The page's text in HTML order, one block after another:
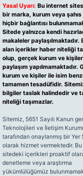
Yasal Uyarı: Bu internet
bir marka, kurum veya
hiçbir bağlantısı
Sitede yalnızca kendi
makaleler paylaşılmaktadır.
alan içerikler haber niteliği
olup, gerçek kurum ve kişiler
paylaşım yapılmamaktadır.
kurum ve kişiler ile isim
tamamen tesadüfidir.
bilgiler taslak halindedir ve
niteliği taşımazlar.
Sitemiz, 5651 Sayılı Kanun
Teknolojileri ve İletişim
tarafından onaylanmış bir Yer
olarak hizmet vermektedir.
sitedeki içerikleri proaktif
denetleme veya araştırma
yükümlülüğümüz